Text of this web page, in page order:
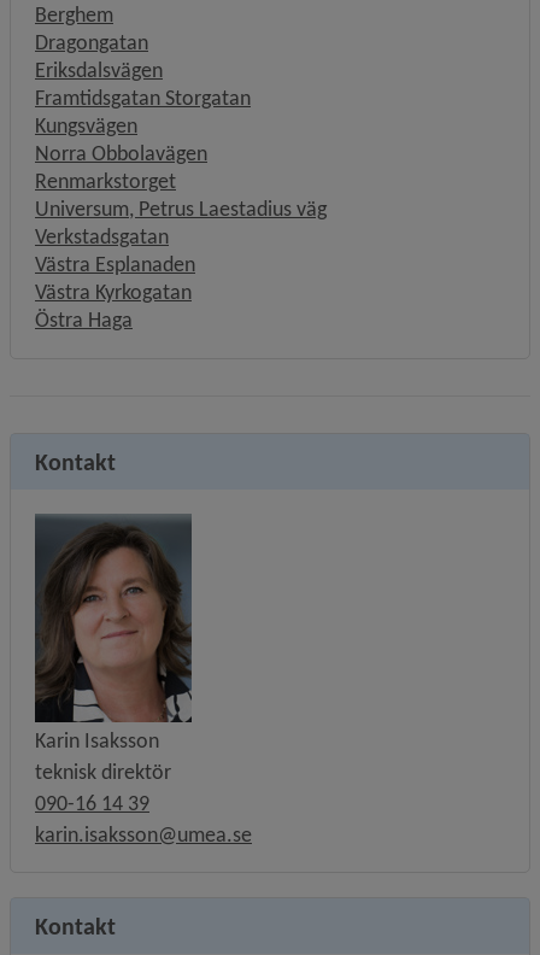
Berghem
Dragongatan
Eriksdalsvägen
Framtidsgatan Storgatan
Kungsvägen
Norra Obbolavägen
Renmarkstorget
Universum, Petrus Laestadius väg
Verkstadsgatan
Västra Esplanaden
Västra Kyrkogatan
Östra Haga
Kontakt
Karin Isaksson
teknisk direktör
090-16 14 39
karin.isaksson@umea.se
Kontakt